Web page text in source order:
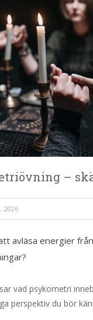
–
2026
avläsa energier
vad psykometri
perspektiv du bör